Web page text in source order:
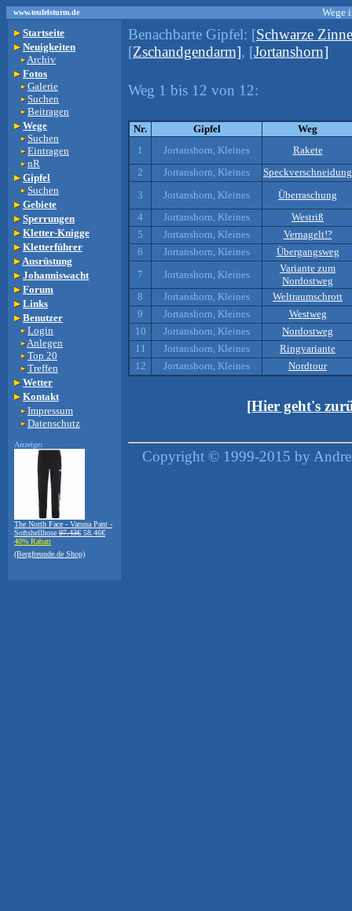
www.teufelsturm.de
Wege
Startseite
Neuigkeiten
Archiv
Fotos
Galerie
Suchen
Beitragen
Wege
Suchen
Eintragen
nR
Gipfel
Suchen
Gebiete
Sperrungen
Kletter-Knigge
Kletterführer
Ausrüstung
Johanniswacht
Forum
Links
Benutzer
Login
Anlegen
Top 20
Treffen
Wetter
Kontakt
Impressum
Datenschutz
Anzeige:
The North Face - Varuna Pant -
Softshellhose 97.43€ 58.46€
40% Rabatt
(Bergfreunde.de Shop)
Benachbarte Gipfel: [Schwarze
[Zschandgendarm], [Jortanshorn]
Weg 1 bis 12 von 12:
Nr. Gipfel
Weg
1
Jortanshorn, Kleines
Rakete
2
Jortanshorn, Kleines
Speckverschneidung
3
Jortanshorn, Kleines
Überraschung
4
Jortanshorn, Kleines
Westriß
5
Jortanshorn, Kleines
Vernagelt!?
6
Jortanshorn, Kleines
Übergangsweg
7
Jortanshorn, Kleines
Variante zum
Nordostweg
8
Jortanshorn, Kleines
Weltraumschrott
9
Jortanshorn, Kleines
Westweg
10
Jortanshorn, Kleines
Nordostweg
11
Jortanshorn, Kleines
Ringvariante
12
Jortanshorn, Kleines Nordtour
[Hier geht's
Copyright © 1999-2015 by